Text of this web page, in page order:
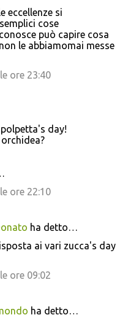
eccellenze si
cose
può capire cosa
le abbiamomai messe
ore 23:40
day!
ore 22:10
ha detto…
ai vari zucca's day
ore 09:02
ha detto…